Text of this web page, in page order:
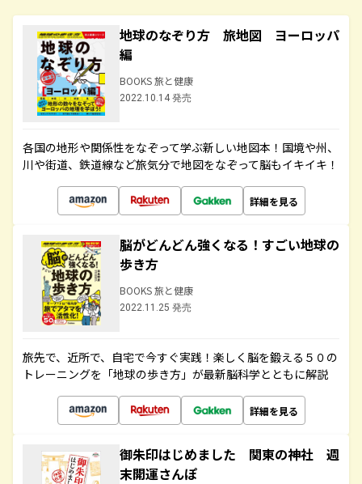
地球のなぞり方 旅地図 ヨーロッパ
編
BOOKS 旅と健康
2022.10.14 発売
各国の地形や関係性をなぞって学ぶ新しい地図本！国境や州、
川や街道、鉄道線など旅気分で地図をなぞって脳もイキイキ！
詳細を見る
脳がどんどん強くなる！すごい地球の
歩き方
BOOKS 旅と健康
2022.11.25 発売
旅先で、近所で、自宅で今すぐ実践！楽しく脳を鍛える５０の
トレーニングを「地球の歩き方」が最新脳科学とともに解説
詳細を見る
御朱印はじめました 関東の神社 週
末開運さんぽ